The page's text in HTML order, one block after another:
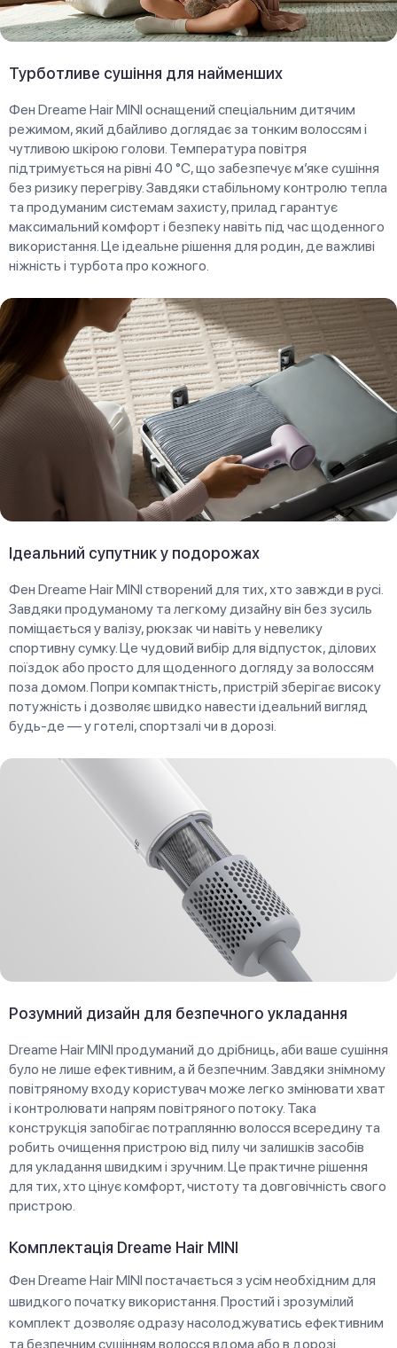
Турботливе сушіння для найменших
Фен Dreame Hair MINI оснащений спеціальним дитячим
режимом, який дбайливо доглядає за тонким волоссям і
чутливою шкірою голови. Температура повітря
підтримується на рівні 40 °C, що забезпечує м’яке сушіння
без ризику перегріву. Завдяки стабільному контролю тепла
та продуманим системам захисту, прилад гарантує
максимальний комфорт і безпеку навіть під час щоденного
використання. Це ідеальне рішення для родин, де важливі
ніжність і турбота про кожного.
Ідеальний супутник у подорожах
Фен Dreame Hair MINI створений для тих, хто завжди в русі.
Завдяки продуманому та легкому дизайну він без зусиль
поміщається у валізу, рюкзак чи навіть у невелику
спортивну сумку. Це чудовий вибір для відпусток, ділових
поїздок або просто для щоденного догляду за волоссям
поза домом. Попри компактність, пристрій зберігає високу
потужність і дозволяє швидко навести ідеальний вигляд
будь-де — у готелі, спортзалі чи в дорозі.
Розумний дизайн для безпечного укладання
Dreame Hair MINI продуманий до дрібниць, аби ваше сушіння
було не лише ефективним, а й безпечним. Завдяки знімному
повітряному входу користувач може легко змінювати хват
і контролювати напрям повітряного потоку. Така
конструкція запобігає потраплянню волосся всередину та
робить очищення пристрою від пилу чи залишків засобів
для укладання швидким і зручним. Це практичне рішення
для тих, хто цінує комфорт, чистоту та довговічність свого
пристрою.
Комплектація Dreame Hair MINI
Фен Dreame Hair MINI постачається з усім необхідним для
швидкого початку використання. Простий і зрозумілий
комплект дозволяє одразу насолоджуватись ефективним
та безпечним сушінням волосся вдома або в дорозі.